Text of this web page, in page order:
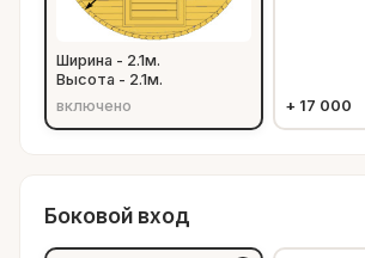
Ширина - 2.1м.
Высота - 2.1м.
включено
+ 17 000
Боковой вход